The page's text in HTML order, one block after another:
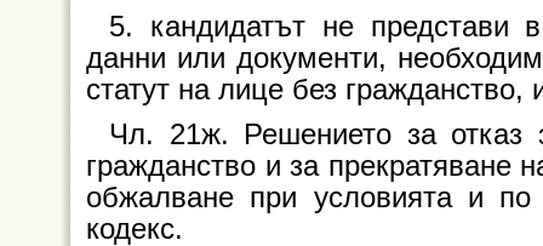
5. кандидатът не представи
данни или документи,
статут на лице без
Чл. 21ж. Решението за отказ
гражданство и за прекратяване
обжалване при условията и по
кодекс.